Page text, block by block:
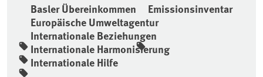
Basler Übereinkommen
Emissionsinventar
Europäische Umweltagentur
Internationale Beziehungen
Internationale Harmonisierung
Internationale Hilfe